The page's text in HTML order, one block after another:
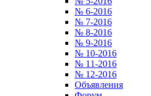
№ 6-2016
№ 7-2016
№ 8-2016
№ 9-2016
№ 10-2016
№ 11-2016
№ 12-2016
Объявления